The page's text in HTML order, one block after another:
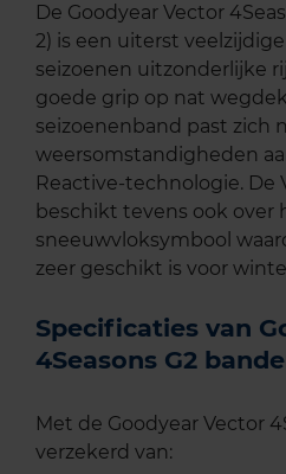
De Goodyear Vector
2) is een uiterst
seizoenen uitzonderlijke
goede grip op nat
seizoenenband past zich
weersomstandigheden
Reactive-technologie. De
beschikt tevens ook over
sneeuwvloksymbool
zeer geschikt is voor
Specificaties van
4Seasons G2
Met de Goodyear Vector
verzekerd van: